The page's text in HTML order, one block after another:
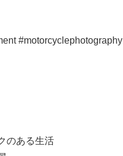
#motorcyclephotography⁣
のある生活⁣